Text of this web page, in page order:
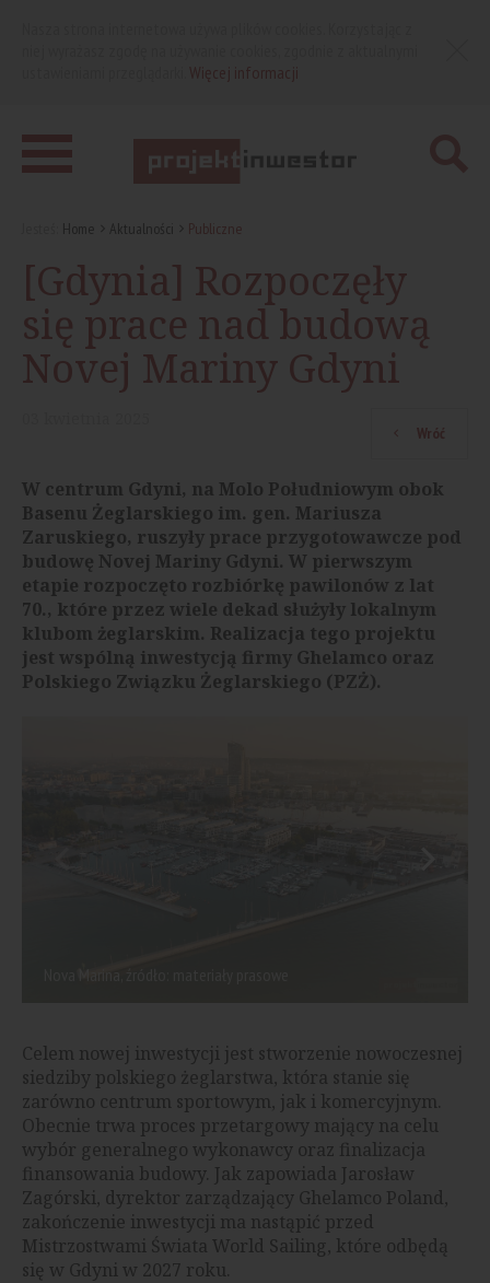
Home Aktualności Publiczne
[Gdynia] Rozpoczęły
się prace nad budową
Novej Mariny Gdyni
Wróć
W centrum Gdyni, na Molo Południowym obok
Basenu Żeglarskiego im. gen. Mariusza
Zaruskiego, ruszyły prace przygotowawcze pod
budowę Novej Mariny Gdyni. W pierwszym
etapie rozpoczęto rozbiórkę pawilonów z lat
70., które przez wiele dekad służyły lokalnym
klubom żeglarskim. Realizacja tego projektu
jest wspólną inwestycją firmy Ghelamco oraz
Polskiego Związku Żeglarskiego (PZŻ).
Celem nowej inwestycji jest stworzenie nowoczesnej
siedziby polskiego żeglarstwa, która stanie się
zarówno centrum sportowym, jak i komercyjnym.
Obecnie trwa proces przetargowy mający na celu
wybór generalnego wykonawcy oraz finalizacja
finansowania budowy. Jak zapowiada Jarosław
Zagórski, dyrektor zarządzający Ghelamco Poland,
zakończenie inwestycji ma nastąpić przed
Mistrzostwami Świata World Sailing, które odbędą
się w Gdyni w 2027 roku.